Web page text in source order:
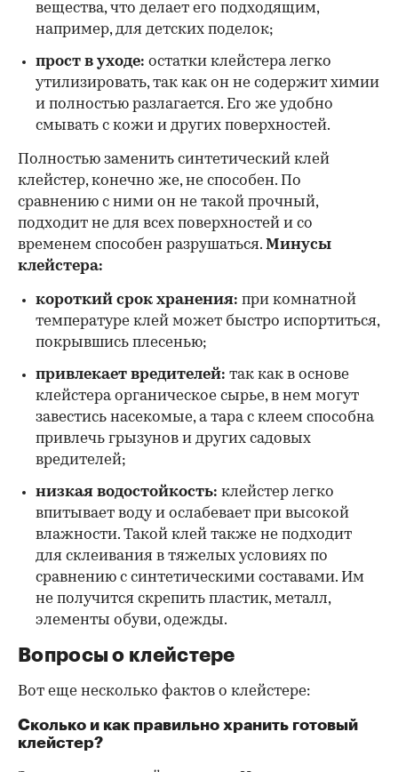
вещества, что делает его подходящим,
например, для детских поделок;
прост в уходе: остатки клейстера легко
утилизировать, так как он не содержит химии
и полностью разлагается. Его же удобно
смывать с кожи и других поверхностей.
Полностью заменить синтетический клей
клейстер, конечно же, не способен. По
сравнению с ними он не такой прочный,
подходит не для всех поверхностей и со
временем способен разрушаться. Минусы
клейстера:
короткий срок хранения: при комнатной
температуре клей может быстро испортиться,
покрывшись плесенью;
привлекает вредителей: так как в основе
клейстера органическое сырье, в нем могут
завестись насекомые, а тара с клеем способна
привлечь грызунов и других садовых
вредителей;
низкая водостойкость: клейстер легко
впитывает воду и ослабевает при высокой
влажности. Такой клей также не подходит
для склеивания в тяжелых условиях по
сравнению с синтетическими составами. Им
не получится скрепить пластик, металл,
элементы обуви, одежды.
Вопросы о клейстере
Вот еще несколько фактов о клейстере:
Сколько и как правильно хранить готовый
клейстер?